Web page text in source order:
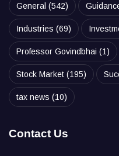
General (542)
Industries (69)
Professor Govindbhai (1)
Stock Market (195)
tax news (10)
Contact Us